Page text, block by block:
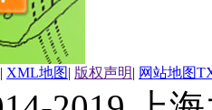
| XML地图| 版权声明| 网站地图